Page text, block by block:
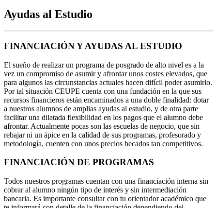
Ayudas al Estudio
FINANCIACIÓN Y AYUDAS AL ESTUDIO
El sueño de realizar un programa de posgrado de alto nivel es a la
vez un compromiso de asumir y afrontar unos costes elevados, que
para algunos las circunstancias actuales hacen difícil poder asumirlo.
Por tal situación CEUPE cuenta con una fundación en la que sus
recursos financieros están encaminados a una doble finalidad: dotar
a nuestros alumnos de amplias ayudas al estudio, y de otra parte
facilitar una dilatada flexibilidad en los pagos que el alumno debe
afrontar. Actualmente pocas son las escuelas de negocio, que sin
rebajar ni un ápice en la calidad de sus programas, profesorado y
metodología, cuenten con unos precios becados tan competitivos.
FINANCIACIÓN DE PROGRAMAS
Todos nuestros programas cuentan con una financiación interna sin
cobrar al alumno ningún tipo de interés y sin intermediación
bancaria. Es importante consultar con tu orientador académico que